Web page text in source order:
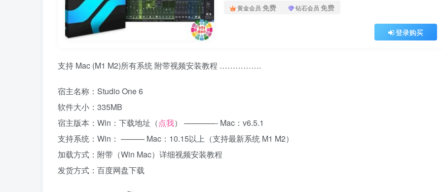
黄金会员 免费 钻石会员 免费
登录购买
支持 Mac (M1 M2)所有系统 附带视频安装教程 …………….
宿主名称：Studio One 6
软件大小：335MB
宿主版本：Win：下载地址（点我） ————- Mac：v6.5.1
支持系统：Win： ——— Mac：10.15以上（支持最新系统 M1 M2）
加载方式：附带（Win Mac）详细视频安装教程
发货方式：百度网盘下载